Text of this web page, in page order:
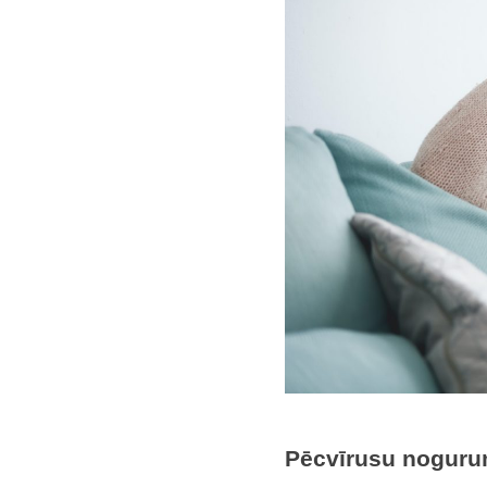
Pēcvīrusu